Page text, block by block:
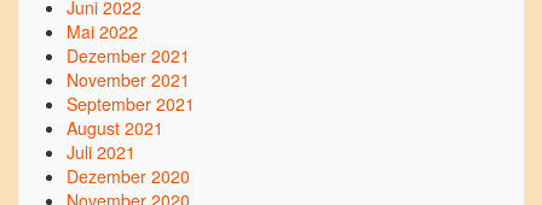
Juni 2022
Mai 2022
Dezember 2021
November 2021
September 2021
August 2021
Juli 2021
Dezember 2020
November 2020